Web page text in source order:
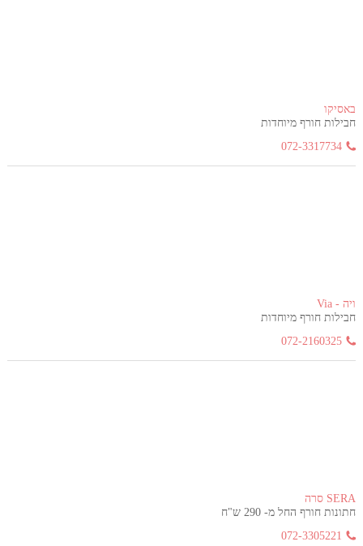
באסיקו
חבילות חורף מיוחדות
072-3317734
ויה - Via
חבילות חורף מיוחדות
072-2160325
SERA סרה
חתונות חורף החל מ- 290 ש"ח
072-3305221